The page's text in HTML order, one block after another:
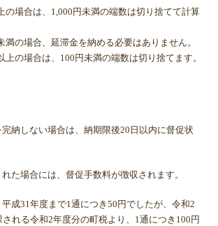
の場合は、1,000円未満の端数は切り捨てて計算
の場合、延滞金を納める必要はありません。
の場合は、100円未満の端数は切り捨てます。
納しない場合は、納期限後20日以内に督促状
た場合には、督促手数料が徴収されます。
成31年度まで1通につき50円でしたが、令和2
れる令和2年度分の町税より、1通につき100円